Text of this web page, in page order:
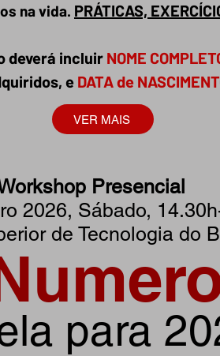
na vida. PRÁTICAS,
deverá incluir NOME
e DATA de
VER MAIS
Presencial
2026, Sábado,
de Tecnologia do
para